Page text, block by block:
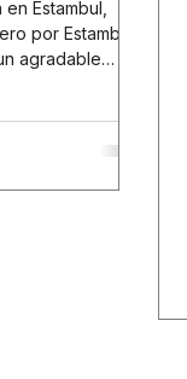
Estambul,
por Estambul.
agradable
diseñadas
aventura